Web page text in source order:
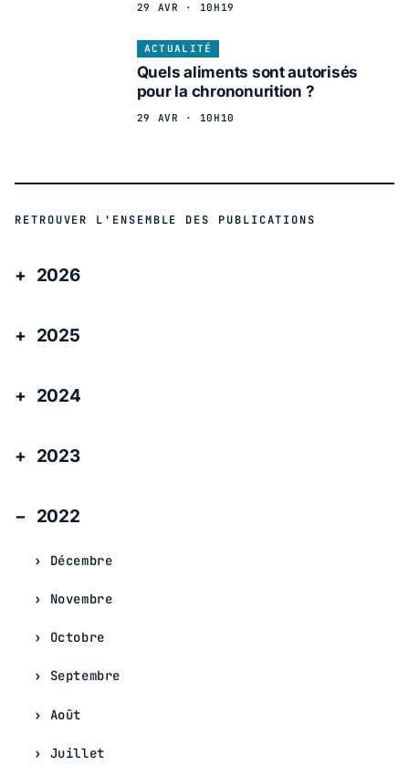
29 AVR · 10H19
ACTUALITÉ
Quels aliments sont autorisés
pour la chrononurition ?
29 AVR · 10H10
RETROUVER L'ENSEMBLE DES PUBLICATIONS
2026
2025
2024
2023
2022
Décembre
Novembre
Octobre
Septembre
Août
Juillet